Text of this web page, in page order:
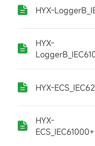
HYX-
HYX-
HYX-
HYX-